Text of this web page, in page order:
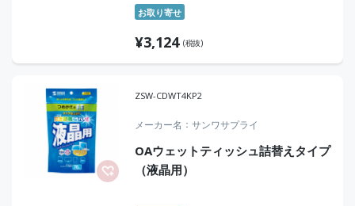
お取り寄せ
¥3,124 (税抜)
ZSW-CDWT4KP2
メーカー名 サンワサプライ
OAウェットティッシュ詰替えタイプ
（液晶用）